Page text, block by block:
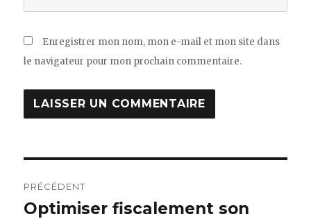
Enregistrer mon nom, mon e-mail et mon site dans
le navigateur pour mon prochain commentaire.
de
PRÉCÉDENT
Publication
Optimiser fiscalement son